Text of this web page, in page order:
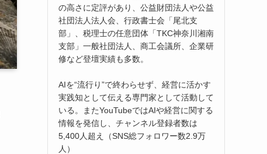
の高さに定評があり、公益財団法人や公益
社団法人法人会、行政書士会「尾北支
部」、税理士の任意団体「TKC神奈川湘南
支部」一般社団法人、商工会議所、企業研
修など登壇実績も多数。
AIを“流行り”で終わらせず、経営に活かす
実践知として伝える専門家として活動して
いる。またYouTubeではAIや経営に関する
情報を発信し、チャンネル登録者数は
5,400人超え（SNS総フォロワー数2.9万
人）